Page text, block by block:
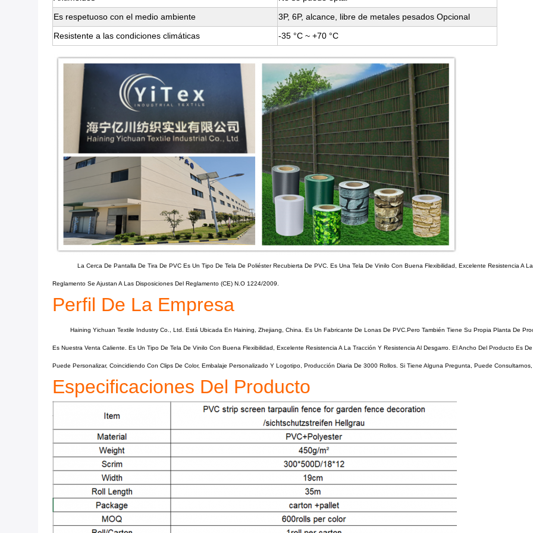
Es respetuoso con el medio ambiente
3P, 6P, alcance, libre de metales pesados Opcional
Resistente a las condiciones climáticas
-35 °C ~ +70 °C
La Cerca De Pantalla De Tira De PVC Es Un Tipo De Tela De Poliéster Recubierta De PVC. Es Una Tela De Vinilo Con Buena Flexibilidad, Excelente Resistencia A
Reglamento Se Ajustan A Las Disposiciones Del Reglamento (CE) N.o 1224/2009.
Perfil De La Empresa
Haining Yichuan Textile Industry Co., Ltd. Está Ubicada En Haining, Zhejiang, China. Es Un Fabricante De Lonas De PVC.pero También Tiene Su Propia Planta De
Es Nuestra Venta Caliente. Es Un Tipo De Tela De Vinilo Con Buena Flexibilidad, Excelente Resistencia A La Tracción Y Resistencia Al Desgarro. El Ancho Del Producto Es
Puede Personalizar, Coincidiendo Con Clips De Color, Embalaje Personalizado Y Logotipo, Producción Diaria De 3000 Rollos. Si Tiene Alguna Pregunta, Puede
Especificaciones Del Producto